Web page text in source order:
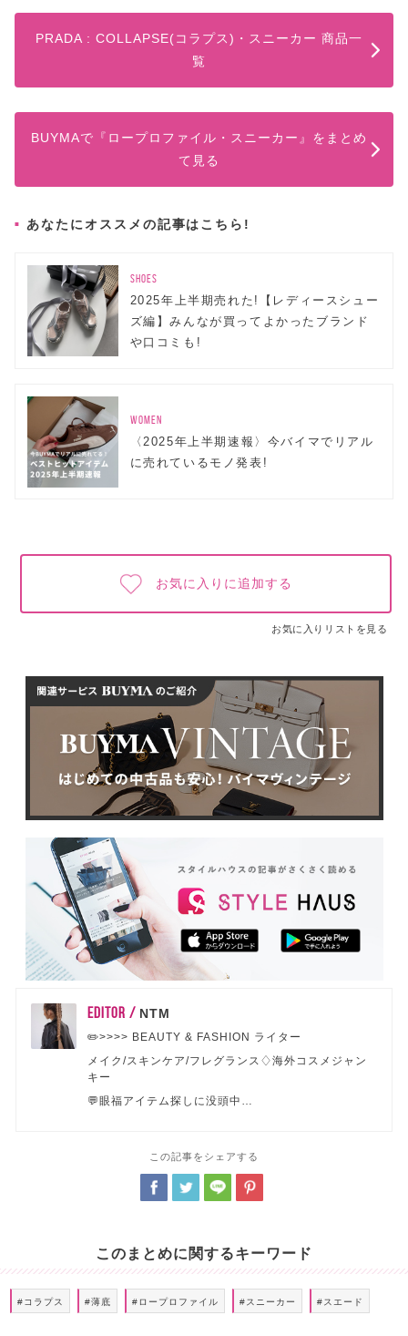
PRADA : COLLAPSE(コラプス)・スニーカー 商品一
覧
BUYMAで『ロープロファイル・スニーカー』をまとめ
て見る
あなたにオススメの記事はこちら!
SHOES
2025年上半期売れた!【レディースシュー
ズ編】みんなが買ってよかったブランド
や口コミも!
WOMEN
〈2025年上半期速報〉今バイマでリアル
に売れているモノ発表!
お気に入りに追加する
お気に入りリストを見る
EDITOR / NTM
✏️>>>> BEAUTY & FASHION ライター
メイク/スキンケア/フレグランス♢海外コスメジャン
キー
💬眼福アイテム探しに没頭中…
この記事をシェアする
このまとめに関するキーワード
#コラプス #薄底 #ロープロファイル #スニーカー #スエード